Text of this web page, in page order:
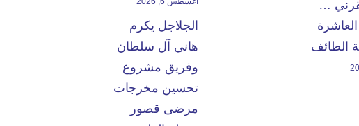
…
العاشرة
الطائف
الجلاجل يكرم
هاني آل سلطان
وفريق مشروع
تحسين مخرجات
مرضى قصور